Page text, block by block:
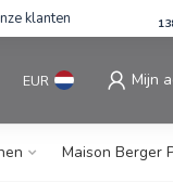
klanten
EUR Mijn
Maison Berger